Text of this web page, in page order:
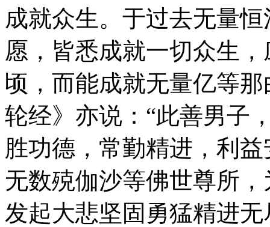
成就众生。于过去无量
愿，皆悉成就一切众生
顷，而能成就无量亿等
轮经》亦说：“此善男子
胜功德，常勤精进，利
无数殑伽沙等佛世尊所
发起大悲坚固勇猛精进